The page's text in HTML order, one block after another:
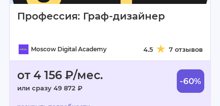
Профессия: Граф-дизайнер
Moscow Digital Academy 4.5 7 отзывов
от 4 156 ₽/мес.
или сразу 49 872 ₽
-60%